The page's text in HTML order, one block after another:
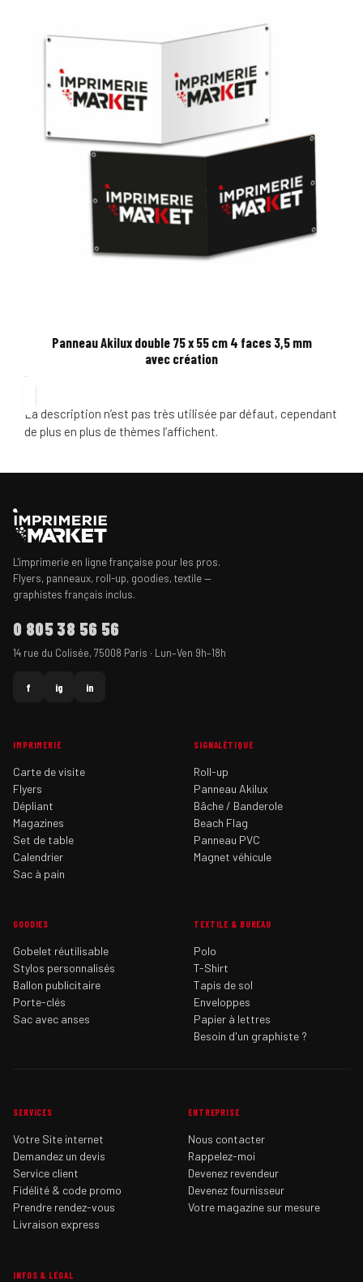
Panneau Akilux double 75 x 55 cm 4 faces 3,5 mm
avec création
La description n’est pas très utilisée par défaut, cependant
de plus en plus de thèmes l’affichent.
L'imprimerie en ligne française pour les pros.
Flyers, panneaux, roll-up, goodies, textile —
graphistes français inclus.
0 805 38 56 56
14 rue du Colisée, 75008 Paris · Lun–Ven 9h–18h
f ig in
IMPRIMERIE
Carte de visite
Flyers
Dépliant
Magazines
Set de table
Calendrier
Sac à pain
SIGNALÉTIQUE
Roll-up
Panneau Akilux
Bâche / Banderole
Beach Flag
Panneau PVC
Magnet véhicule
GOODIES
Gobelet réutilisable
Stylos personnalisés
Ballon publicitaire
Porte-clés
Sac avec anses
TEXTILE & BUREAU
Polo
T-Shirt
Tapis de sol
Enveloppes
Papier à lettres
Besoin d'un graphiste ?
SERVICES
Votre Site internet
Demandez un devis
Service client
Fidélité & code promo
Prendre rendez-vous
Livraison express
ENTREPRISE
Nous contacter
Rappelez-moi
Devenez revendeur
Devenez fournisseur
Votre magazine sur mesure
INFOS & LÉGAL